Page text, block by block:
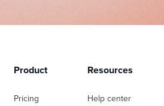
Product
Pricing
Resources
Help center